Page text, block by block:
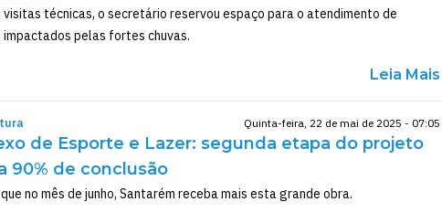
visitas técnicas, o secretário reservou espaço para o atendimento de
impactados pelas fortes chuvas.
Leia Mais
Quinta-feira, 22 de mai de 2025 - 07:05
de Esporte e Lazer: segunda etapa do projeto
90% de conclusão
no mês de junho, Santarém receba mais esta grande obra.